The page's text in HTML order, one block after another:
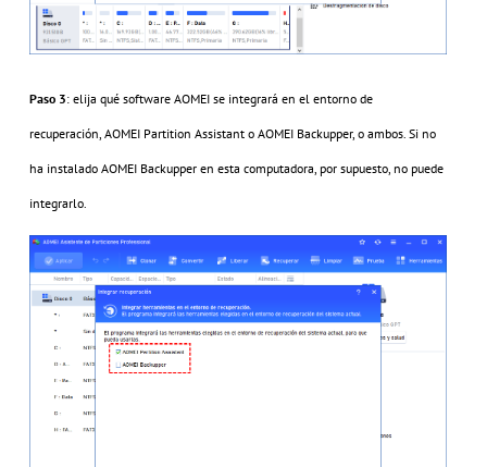
Paso 3: elija qué software AOMEI se integrará en el entorno de
recuperación, AOMEI Partition Assistant o AOMEI Backupper, o ambos. Si no
ha instalado AOMEI Backupper en esta computadora, por supuesto, no puede
integrarlo.